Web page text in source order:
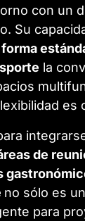
con un
Su
la
es
de
no sólo es
para